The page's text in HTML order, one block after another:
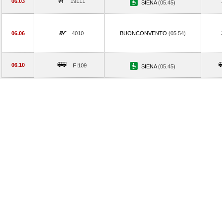
SIENA(05.45)
06.06 4010 BUONCONVENTO (05.54)
06.10 FI109 SIENA(05.45)